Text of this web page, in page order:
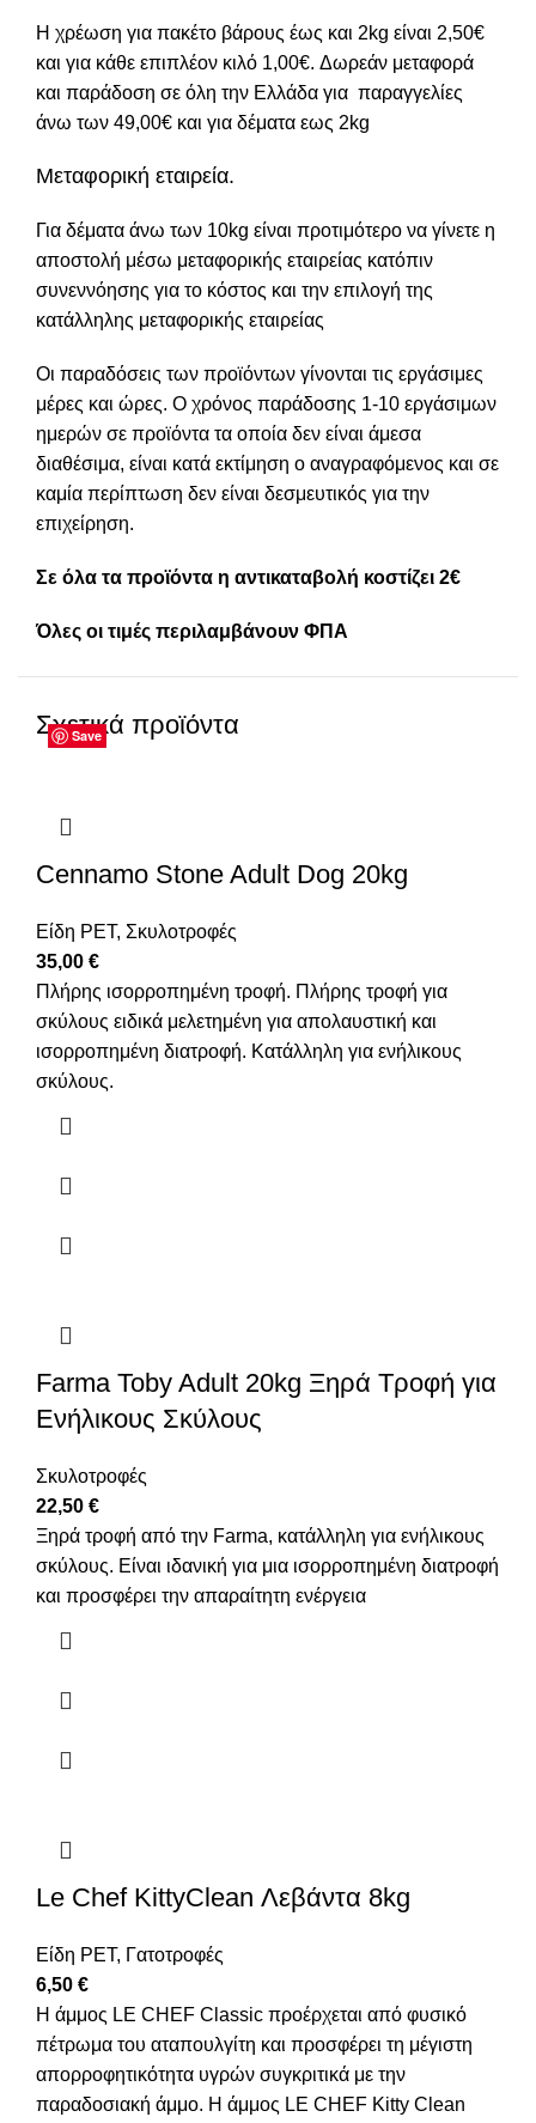
Η χρέωση για πακέτο βάρους έως και 2kg είναι 2,50€
και για κάθε επιπλέον κιλό 1,00€. Δωρεάν μεταφορά
και παράδοση σε όλη την Ελλάδα για παραγγελίες
άνω των 49,00€ και για δέματα εως 2kg
Μεταφορική εταιρεία.
Για δέματα άνω των 10kg είναι προτιμότερο να γίνετε η
αποστολή μέσω μεταφορικής εταιρείας κατόπιν
συνεννόησης για το κόστος και την επιλογή της
κατάλληλης μεταφορικής εταιρείας
Οι παραδόσεις των προϊόντων γίνονται τις εργάσιμες
μέρες και ώρες. Ο χρόνος παράδοσης 1-10 εργάσιμων
ημερών σε προϊόντα τα οποία δεν είναι άμεσα
διαθέσιμα, είναι κατά εκτίμηση ο αναγραφόμενος και σε
καμία περίπτωση δεν είναι δεσμευτικός για την
επιχείρηση.
Σε όλα τα προϊόντα η αντικαταβολή κοστίζει 2€
Όλες οι τιμές περιλαμβάνουν ΦΠΑ
Σχετικά προϊόντα
Save
Cennamo Stone Adult Dog 20kg
Είδη PET, Σκυλοτροφές
35,00 €
Πλήρης ισορροπημένη τροφή. Πλήρης τροφή για
σκύλους ειδικά μελετημένη για απολαυστική και
ισορροπημένη διατροφή. Κατάλληλη για ενήλικους
σκύλους.
Save
Farma Toby Adult 20kg Ξηρά Τροφή για
Ενήλικους Σκύλους
Σκυλοτροφές
22,50 €
Ξηρά τροφή από την Farma, κατάλληλη για ενήλικους
σκύλους. Είναι ιδανική για μια ισορροπημένη διατροφή
και προσφέρει την απαραίτητη ενέργεια
Save
Le Chef KittyClean Λεβάντα 8kg
Είδη PET, Γατοτροφές
6,50 €
Η άμμος LE CHEF Classic προέρχεται από φυσικό
πέτρωμα του αταπουλγίτη και προσφέρει τη μέγιστη
απορροφητικότητα υγρών συγκριτικά με την
παραδοσιακή άμμο. Η άμμος LE CHEF Kitty Clean
Save
Save
Save
Save
Save